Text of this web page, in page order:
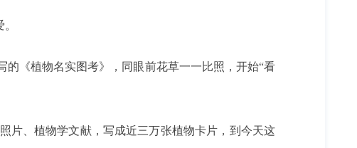
《植物名实图考》，同眼前花草一一比照，开始“看
片、植物学文献，写成近三万张植物卡片，到今天这